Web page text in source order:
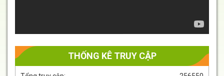
THỐNG KÊ TRUY CẬP